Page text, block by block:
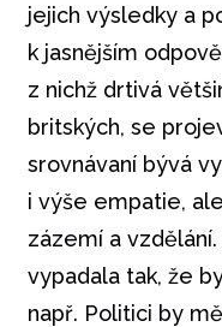
jejich výsledky a
k jasnějším
z nichž drtivá
britských, se
srovnávaní bývá
i výše empatie,
zázemí a
vypadala tak, že
např. Politici by